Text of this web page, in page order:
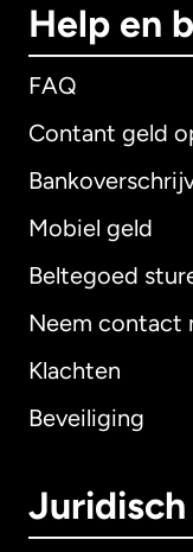
Help en
FAQ
Contant geld
Mobiel geld
Beltegoed
Neem contact
Klachten
Beveiliging
Juridisch